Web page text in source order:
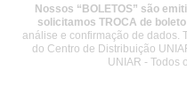
Nossos “BOLETOS” são
solicitamos TROCA de
análise e confirmação de dados.
do Centro de Distribuição
UNIAR - Todos